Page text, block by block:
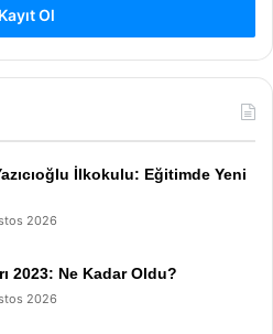
Kayıt Ol
İlkokulu: Eğitimde Yeni
2026
2023: Ne Kadar Oldu?
2026